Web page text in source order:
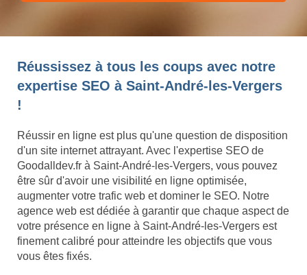
Réussissez à tous les coups avec notre
expertise SEO à Saint-André-les-Vergers
!
Réussir en ligne est plus qu'une question de disposition
d'un site internet attrayant. Avec l'expertise SEO de
Goodalldev.fr à Saint-André-les-Vergers, vous pouvez
être sûr d'avoir une visibilité en ligne optimisée,
augmenter votre trafic web et dominer le SEO. Notre
agence web est dédiée à garantir que chaque aspect de
votre présence en ligne à Saint-André-les-Vergers est
finement calibré pour atteindre les objectifs que vous
vous êtes fixés.